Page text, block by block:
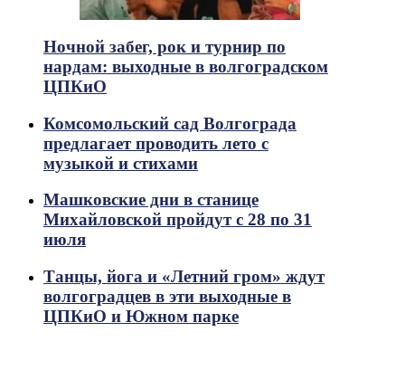
Ночной забег, рок и турнир по
нардам: выходные в волгоградском
ЦПКиО
Комсомольский сад Волгограда
предлагает проводить лето с
музыкой и стихами
Машковские дни в станице
Михайловской пройдут с 28 по 31
июля
Танцы, йога и «Летний гром» ждут
волгоградцев в эти выходные в
ЦПКиО и Южном парке